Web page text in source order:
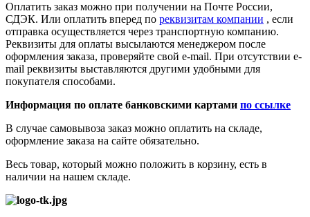
Оплатить заказ можно при получении на Почте России,
СДЭК. Или оплатить вперед по реквизитам компании , если
отправка осуществляется через транспортную компанию.
Реквизиты для оплаты высылаются менеджером после
оформления заказа, проверяйте свой e-mail. При отсутствии e-
mail реквизиты выставляются другими удобными для
покупателя способами.
Информация по оплате банковскими картами по ссылке
В случае самовывоза заказ можно оплатить на складе,
оформление заказа на сайте обязательно.
Весь товар, который можно положить в корзину, есть в
наличии на нашем складе.